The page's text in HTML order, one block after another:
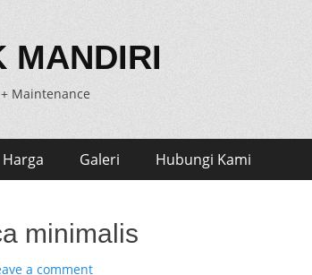
MANDIRI
Maintenance
Harga Galeri Hubungi Kami
minimalis
a comment